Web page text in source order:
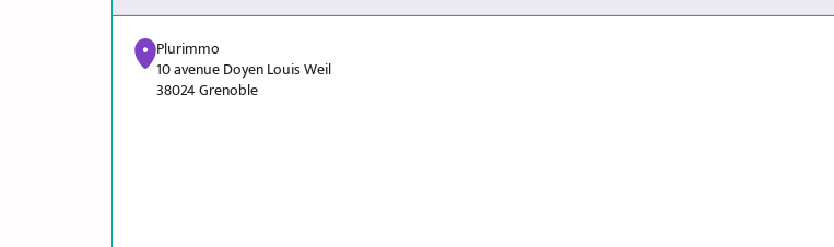
Plurimmo
10 avenue Doyen Louis Weil
38024 Grenoble